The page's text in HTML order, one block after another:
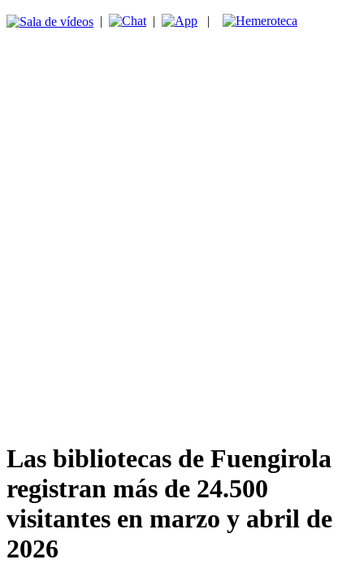
| | |
Las bibliotecas de Fuengirola
registran más de 24.500
visitantes en marzo y abril de
2026